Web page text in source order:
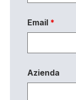
Email *
Azienda